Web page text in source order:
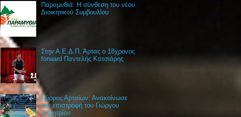
Παραμυθιά: Η σύνθεση του νέου
Διοικητικού Συμβουλίου
Στην Α.Ε.Δ.Π. Άρτας ο 18χρονος
forward Παντελής Κατσιάρης
Πύρρος Αρταίων: Ανακοίνωσε
την επιστροφή του Γιώργου
Δημητρίου